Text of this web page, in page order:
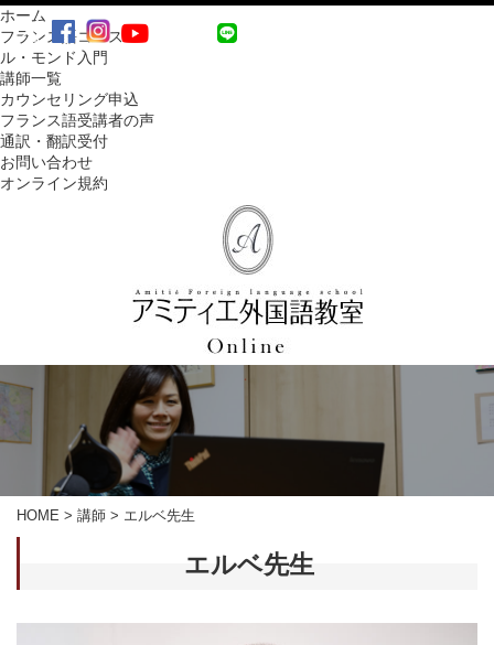
ホーム
フランス語コース
ル・モンド入門
講師一覧
カウンセリング申込
フランス語受講者の声
通訳・翻訳受付
お問い合わせ
オンライン規約
HOME > 講師 > エルベ先生
エルベ先生